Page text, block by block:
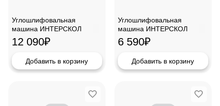
Углошлифовальная
машина ИНТЕРСКОЛ
УШМ-2324АВС
12 090₽
Добавить в корзину
Углошлифовальная
машина ИНТЕРСКОЛ
УШМ-150/1300
6 590₽
Добавить в корзину